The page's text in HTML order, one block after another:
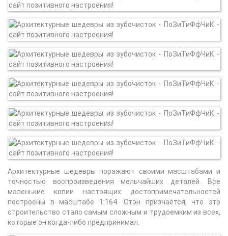
Архитектурные шедевры поражают своими масштабами и
точностью воспроизведения мельчайших деталей. Все
маленькие копии настоящих достопримечательностей
построены в масштабе 1:164. Стэн признается, что это
строительство стало самым сложным и трудоемким из всех,
которые он когда-либо предпринимал.